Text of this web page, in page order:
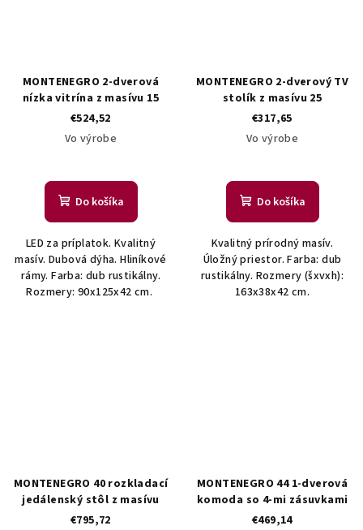
MONTENEGRO 2-dverová
nízka vitrína z masívu 15
€524,52
Vo výrobe
Do košíka
LED za príplatok. Kvalitný
masív. Dubová dýha. Hliníkové
rámy. Farba: dub rustikálny.
Rozmery: 90x125x42 cm.
MONTENEGRO 2-dverový TV
stolík z masívu 25
€317,65
Vo výrobe
Do košíka
Kvalitný prírodný masív.
Úložný priestor. Farba: dub
rustikálny. Rozmery (šxvxh):
163x38x42 cm.
MONTENEGRO 40 rozkladací
jedálenský stôl z masívu
€795,72
MONTENEGRO 44 1-dverová
komoda so 4-mi zásuvkami
€469,14